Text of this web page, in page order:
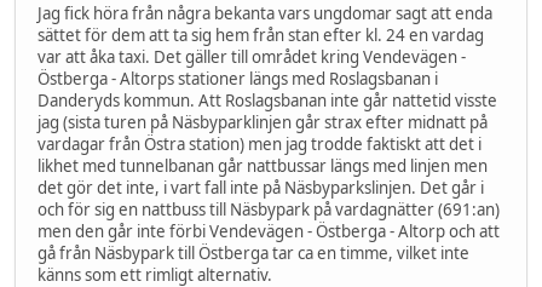
Jag fick höra från några bekanta vars ungdomar sagt att enda
sättet för dem att ta sig hem från stan efter kl. 24 en vardag
var att åka taxi. Det gäller till området kring Vendevägen -
Östberga - Altorps stationer längs med Roslagsbanan i
Danderyds kommun. Att Roslagsbanan inte går nattetid visste
jag (sista turen på Näsbyparklinjen går strax efter midnatt på
vardagar från Östra station) men jag trodde faktiskt att det i
likhet med tunnelbanan går nattbussar längs med linjen men
det gör det inte, i vart fall inte på Näsbyparkslinjen. Det går i
och för sig en nattbuss till Näsbypark på vardagnätter (691:an)
men den går inte förbi Vendevägen - Östberga - Altorp och att
gå från Näsbypark till Östberga tar ca en timme, vilket inte
känns som ett rimligt alternativ.